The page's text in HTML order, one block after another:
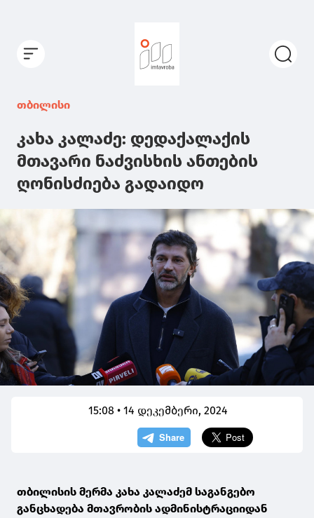
თბილისი
კახა კალაძე: დედაქალაქის
მთავარი ნაძვისხის ანთების
ღონისძიება გადაიდო
15:08 • 14 დეკემბერი, 2024
თბილისის მერმა კახა კალაძემ საგანგებო
განცხადება მთავრობის ადმინისტრაციიდან